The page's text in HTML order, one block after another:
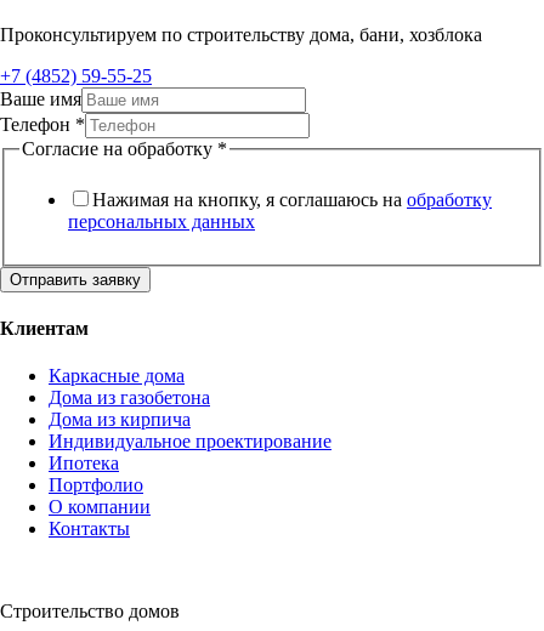
Проконсультируем по строительству дома, бани, хозблока
+7 (4852) 59-55-25
Ваше имя
Телефон *
Согласие на обработку *
Нажимая на кнопку, я соглашаюсь на обработку
персональных данных
Отправить заявку
Клиентам
Каркасные дома
Дома из газобетона
Дома из кирпича
Индивидуальное проектирование
Ипотека
Портфолио
О компании
Контакты
Строительство домов